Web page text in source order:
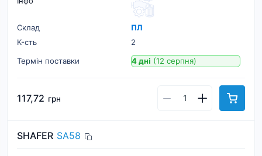
Склад
ПЛ
К-cть
2
Термін поставки
4 дні (12 серпня)
117,72 грн
SHAFER SA58